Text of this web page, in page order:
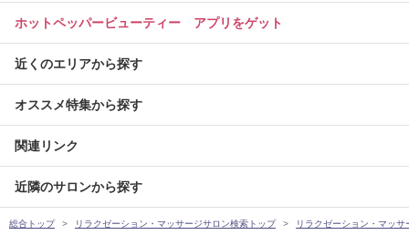
ホットペッパービューティー アプリをゲット
近くのエリアから探す
オススメ特集から探す
関連リンク
近隣のサロンから探す
総合トップ リラクゼーション・マッサージサロン検索トップ リラクゼーション・マッ